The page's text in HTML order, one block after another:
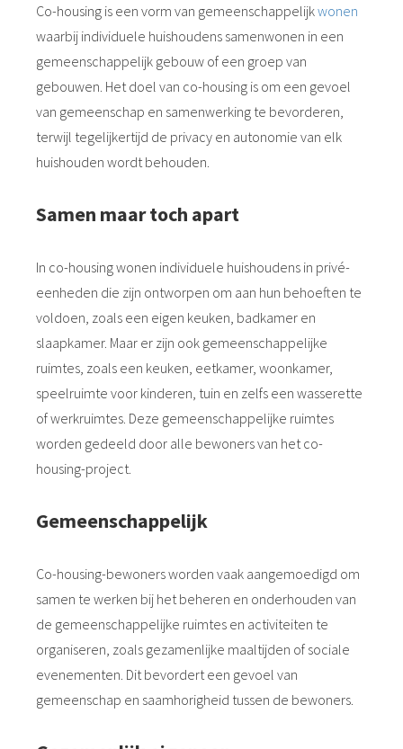
Co-housing is een vorm van gemeenschappelijkwonen
waarbij individuele huishoudens samenwonen in een
gemeenschappelijk gebouw of een groep van
gebouwen. Het doel van co-housing is om een gevoel
van gemeenschap en samenwerking te bevorderen,
terwijl tegelijkertijd de privacy en autonomie van elk
huishouden wordt behouden.
Samen maar toch apart
In co-housing wonen individuele huishoudens in privé-
eenheden die zijn ontworpen om aan hun behoeften te
voldoen, zoals een eigen keuken, badkamer en
slaapkamer. Maar er zijn ook gemeenschappelijke
ruimtes, zoals een keuken, eetkamer, woonkamer,
speelruimte voor kinderen, tuin en zelfs een wasserette
of werkruimtes. Deze gemeenschappelijke ruimtes
worden gedeeld door alle bewoners van het co-
housing-project.
Gemeenschappelijk
Co-housing-bewoners worden vaak aangemoedigd om
samen te werken bij het beheren en onderhouden van
de gemeenschappelijke ruimtes en activiteiten te
organiseren, zoals gezamenlijke maaltijden of sociale
evenementen. Dit bevordert een gevoel van
gemeenschap en saamhorigheid tussen de bewoners.